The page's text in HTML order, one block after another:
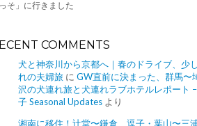
そ」に行きました
COMMENTS
犬と神奈川から京都へ｜春のドライブ、少
れの夫婦旅 に GW直前に決まった、群馬〜
沢の犬連れ旅と犬連れラブホテルレポート
子 Seasonal Updates より
湘南に移住！辻堂〜鎌倉、逗子・葉山〜三